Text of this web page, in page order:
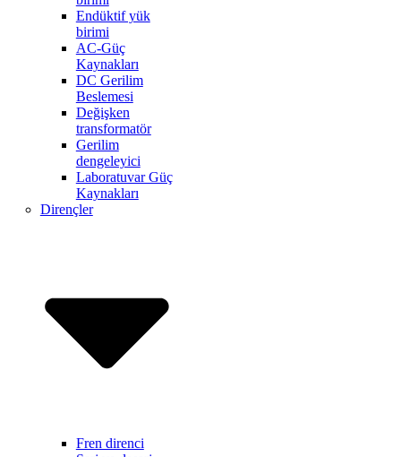
Endüktif yük
birimi
AC-Güç
Kaynakları
DC Gerilim
Beslemesi
Değişken
transformatör
Gerilim
dengeleyici
Laboratuvar Güç
Kaynakları
Dirençler
Fren direnci